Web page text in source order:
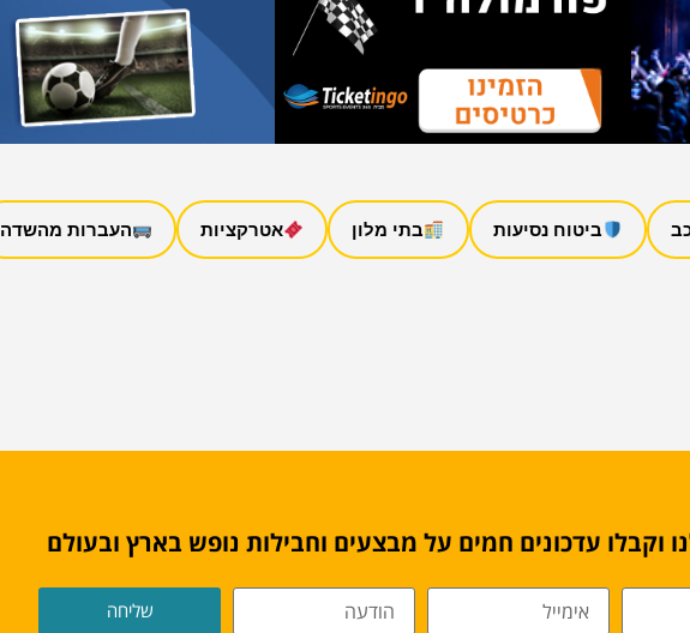
ביטוח נסיעות בתי מלון אטרקציות העברות מהשדה
עדכונים חמים על מבצעים וחבילות נופש בארץ ובעולם
שליחה